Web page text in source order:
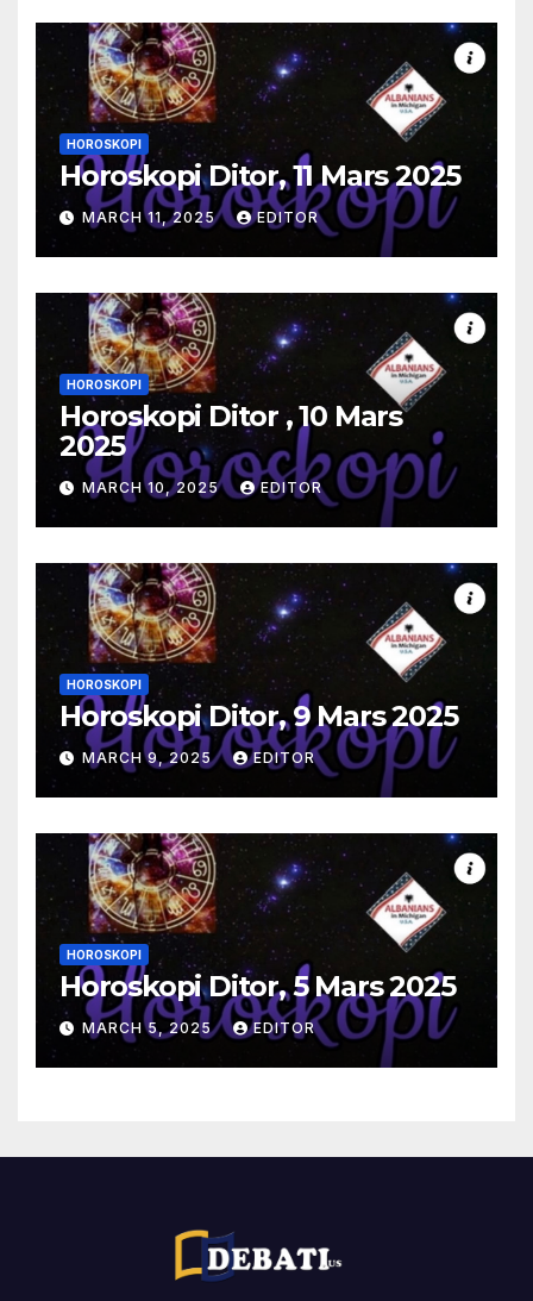
HOROSKOPI
Horoskopi Ditor, 11 Mars 2025
MARCH 11, 2025 EDITOR
HOROSKOPI
Horoskopi Ditor , 10 Mars
2025
MARCH 10, 2025 EDITOR
HOROSKOPI
Horoskopi Ditor, 9 Mars 2025
MARCH 9, 2025 EDITOR
HOROSKOPI
Horoskopi Ditor, 5 Mars 2025
MARCH 5, 2025 EDITOR